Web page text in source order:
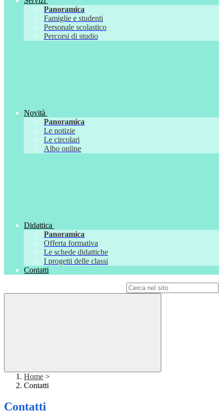
Panoramica
Famiglie e studenti
Personale scolastico
Percorsi di studio
Novità
Panoramica
Le notizie
Le circolari
Albo online
Didattica
Panoramica
Offerta formativa
Le schede didattiche
I progetti delle classi
Contatti
Home >
Contatti
Contatti